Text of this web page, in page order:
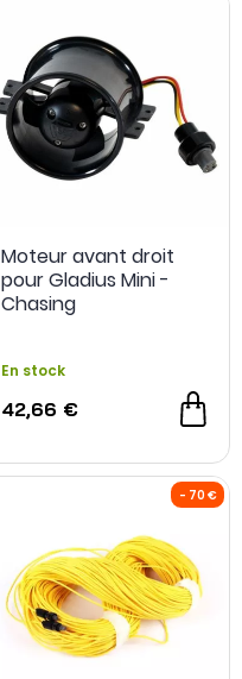
Moteur avant droit
pour Gladius Mini -
Chasing
En stock
42,66 €